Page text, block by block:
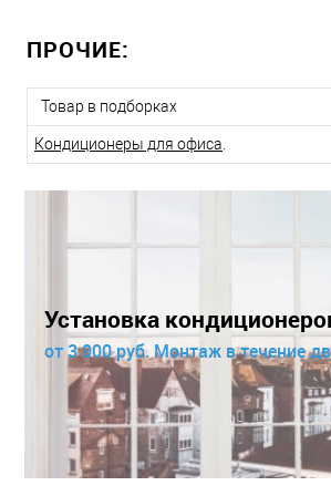
ПРОЧИЕ:
Товар в подборках
Кондиционеры для офиса.
Установка
от 3 000 руб. Монтаж в течение